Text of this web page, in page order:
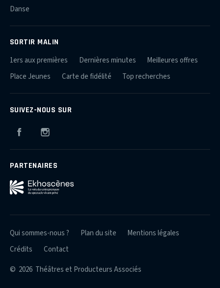
Danse
SORTIR MALIN
1ers aux premières Dernières minutes
Meilleures offres
Place Jeunes
Carte de fidélité Top recherches
SUIVEZ-NOUS SUR
Facebook
PARTENAIRES
© 2026 Théâtres et Producteurs Associés
Qui sommes-nous ? Plan du site
Mentions légales
Crédits
Contact